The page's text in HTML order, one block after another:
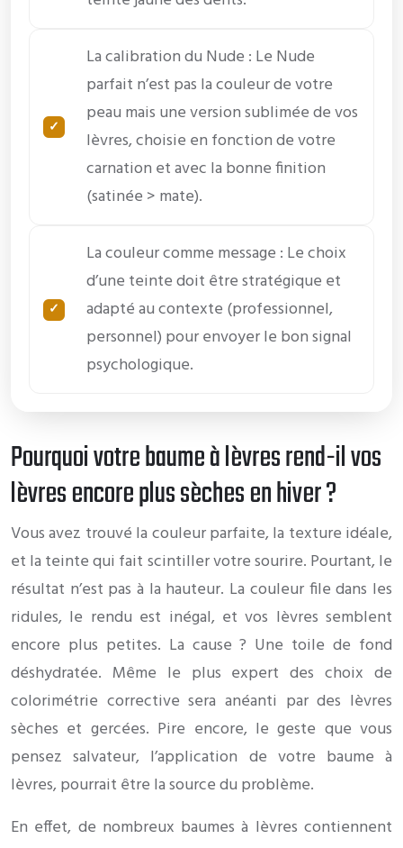
La calibration du Nude : Le Nude
parfait n’est pas la couleur de votre
peau mais une version sublimée de vos
lèvres, choisie en fonction de votre
carnation et avec la bonne finition
(satinée > mate).
La couleur comme message : Le choix
d’une teinte doit être stratégique et
adapté au contexte (professionnel,
personnel) pour envoyer le bon signal
psychologique.
Pourquoi votre baume à lèvres rend-il vos
lèvres encore plus sèches en hiver ?
Vous avez trouvé la couleur parfaite, la texture idéale,
et la teinte qui fait scintiller votre sourire. Pourtant, le
résultat n’est pas à la hauteur. La couleur file dans les
ridules, le rendu est inégal, et vos lèvres semblent
encore plus petites. La cause ? Une toile de fond
déshydratée. Même le plus expert des choix de
colorimétrie corrective sera anéanti par des lèvres
sèches et gercées. Pire encore, le geste que vous
pensez salvateur, l’application de votre baume à
lèvres, pourrait être la source du problème.
En effet, de nombreux baumes à lèvres contiennent